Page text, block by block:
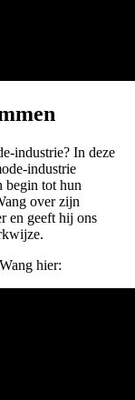
industrie? In deze
industrie
begin tot hun
over zijn
en geeft hij ons
hier: